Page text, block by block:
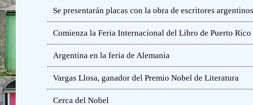
Se presentarán placas con la obra de escritores
Comienza la Feria Internacional del Libro de Puerto Rico
Argentina en la feria de Alemania
Vargas Llosa, ganador del Premio Nobel de Literatura
Cerca del Nobel